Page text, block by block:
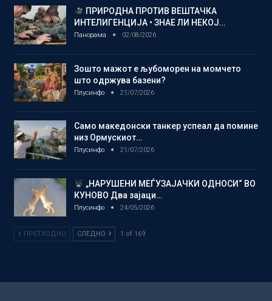
ПРИРОДНА ПРОТИВ ВЕШТАЧКА
ИНТЕЛИГЕНЦИЈА • ЗНАЕ ЛИ НЕКОЈ…
Панорама 02/08/2026
Зошто мажот е љубоморен на момчето
што одржува базени?
Плусинфо 21/07/2026
Само македонски танкер успеал да помине
низ Ормускиот…
Плусинфо 21/07/2026
„НАРУШЕНИ МЕЃУЗАЈАЧКИ ОДНОСИ“ ВО
КУНОВО Два зајаци…
Плусинфо 24/05/2026
ПРЕТХОДНО СЛЕДНО 1 of 169